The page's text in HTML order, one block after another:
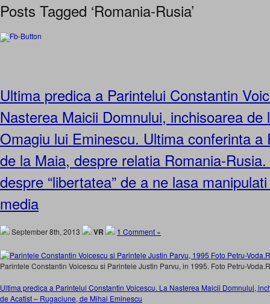
Posts Tagged ‘Romania-Rusia’
Ultima predica a Parintelui Constantin
Nasterea Maicii Domnului, inchisoarea de
Omagiu lui Eminescu. Ultima conferinta
de la Maia, despre relatia Romania-
despre “libertatea” de a ne lasa
media
September 8th, 2013 VR 1 Comment »
Parintele Constantin Voicescu si Parintele Justin Parvu, in 1995. Foto Petru-
Ultima predica a Parintelui Constantin Voicescu. La Nasterea Maicii Domnului,
de Acatist – Rugaciune, de Mihai Eminescu